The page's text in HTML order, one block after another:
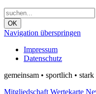
OK
Navigation überspringen
Impressum
Datenschutz
gemeinsam • sportlich • stark
Mitgliedschaft Wertekarte